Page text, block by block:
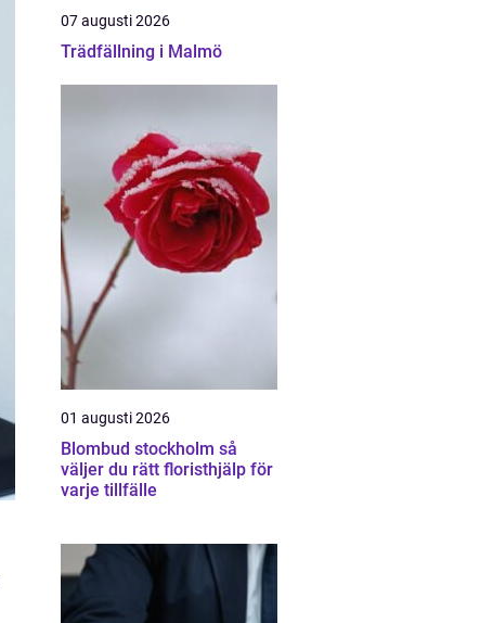
07 augusti 2026
Trädfällning i Malmö
01 augusti 2026
Blombud stockholm så
väljer du rätt floristhjälp för
varje tillfälle